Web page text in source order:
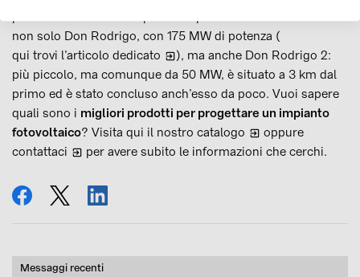
poteva sembrare fino a poco tempo fa. Ne è testimonianza
non solo Don Rodrigo, con 175 MW di potenza (
qui trovi l’articolo dedicato
), ma anche Don Rodrigo 2:
più piccolo, ma comunque da 50 MW, è situato a 3 km dal
primo ed è stato concluso anch’esso da poco. Vuoi sapere
quali sono i migliori prodotti per progettare un impianto
fotovoltaico? Visita qui il nostro catalogo
oppure
contattaci
per avere subito le informazioni che cerchi.
condividi
tweetcondividi
Messaggi recenti